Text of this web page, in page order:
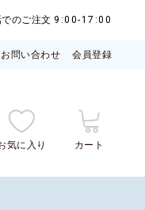
のご注文 9:00-17:00
お問い合わせ 会員登録
気に入り カート